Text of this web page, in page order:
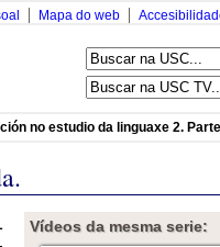
Mapa do web
no estudio da linguaxe 2.
Vídeos da mesma serie: